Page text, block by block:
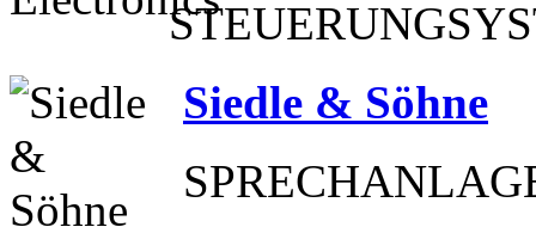
Siedle & Söhne